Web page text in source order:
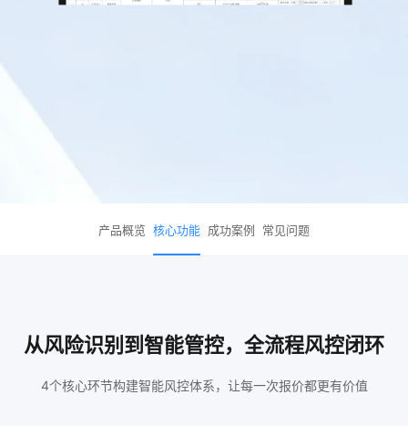
产品概览 核心功能 成功案例 常见问题
从风险识别到智能管控，全流程风控闭环
4个核心环节构建智能风控体系，让每一次报价都更有价值